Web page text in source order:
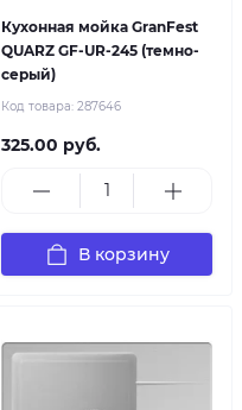
Кухонная мойка GranFest
QUARZ GF-UR-245 (темно-
серый)
Код товара: 287646
325.00 руб.
В корзину